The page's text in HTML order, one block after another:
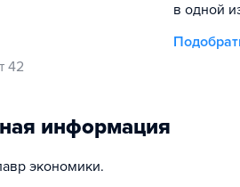
42
в одной
информация
экономики.